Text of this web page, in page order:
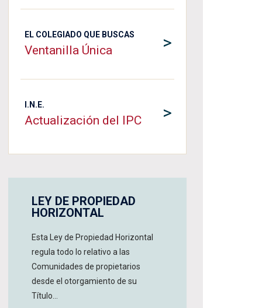
>
EL COLEGIADO QUE BUSCAS
Ventanilla Única
>
I.N.E.
Actualización del IPC
LEY DE PROPIEDAD
HORIZONTAL
Esta Ley de Propiedad Horizontal
regula todo lo relativo a las
Comunidades de propietarios
desde el otorgamiento de su
Título...